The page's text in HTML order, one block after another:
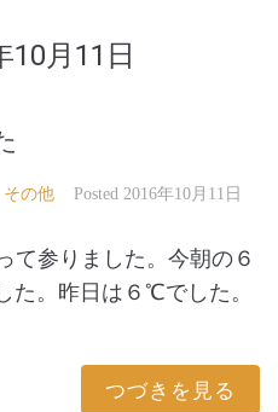
10月11日
その他 Posted 2016年10月11日
て参りました。今朝の６
。昨日は６℃でした。
つづきを見る